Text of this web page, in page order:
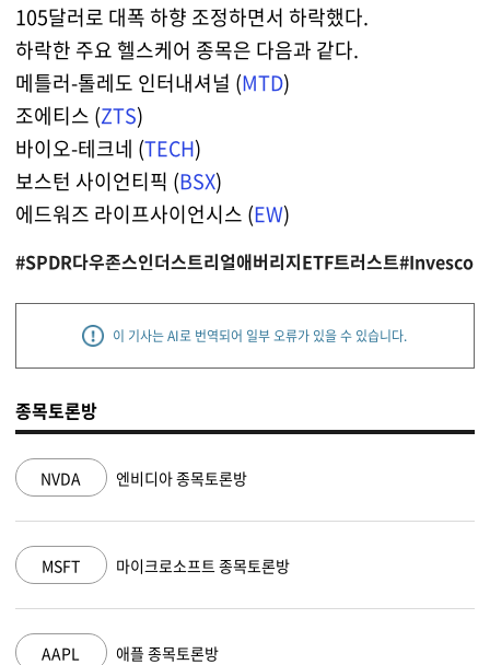
105달러로 대폭 하향 조정하면서 하락했다.
하락한 주요 헬스케어 종목은 다음과 같다.
메틀러-톨레도 인터내셔널 (MTD)
조에티스 (ZTS)
바이오-테크네 (TECH)
보스턴 사이언티픽 (BSX)
에드워즈 라이프사이언시스 (EW)
#SPDR다우존스인더스트리얼애버리지ETF트러스트#Invesco
이 기사는 AI로 번역되어 일부 오류가 있을 수 있습니다.
종목토론방
NVDA 엔비디아 종목토론방
MSFT 마이크로소프트 종목토론방
AAPL 애플 종목토론방